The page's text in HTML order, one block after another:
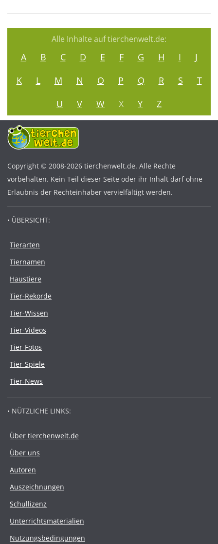
Alle Inhalte auf tierchenwelt.de:
A B C D E F G H I
J
K
L M N O P Q R S
T
U
V W X Y Z
Copyright © 2008-2026 tierchenwelt.de. Alle Rechte
vorbehalten. Kein Teil dieser Seite oder ihr Inhalt darf ohne
Erlaubnis der Rechteinhaber vervielfältigt werden.
• ÜBERSICHT:
Tierarten
Tiernamen
Haustiere
Tier-Rekorde
Tier-Wissen
Tier-Videos
Tier-Fotos
Tier-Spiele
Tier-News
• NÜTZLICHE LINKS:
Über tierchenwelt.de
Über uns
Autoren
Auszeichnungen
Schullizenz
Unterrichtsmaterialien
Nutzungsbedingungen